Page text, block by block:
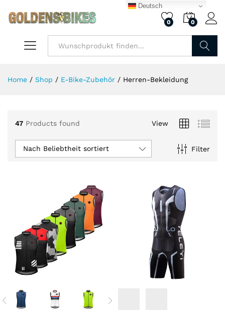
0 0
Home / Shop / E-Bike-Zubehör / Herren-Bekleidung
47 Products found View
Filter
Nach Beliebtheit sortiert
Deutsch